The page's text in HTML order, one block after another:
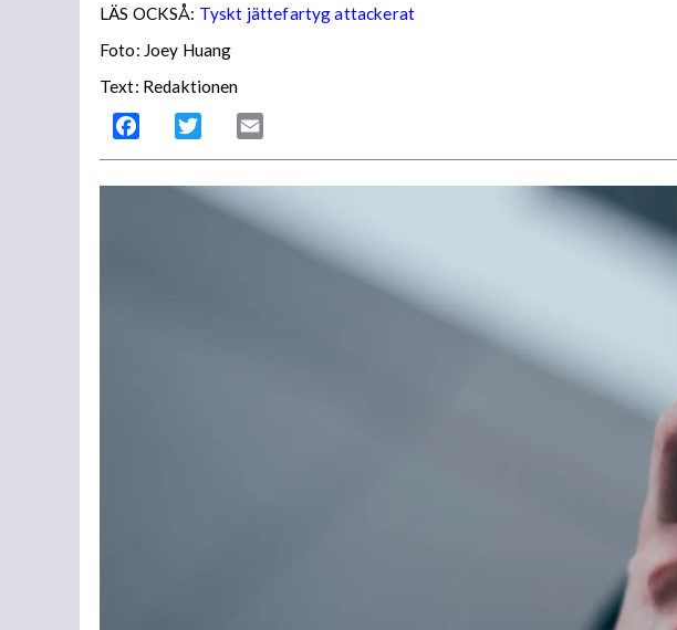
LÄS OCKSÅ: Tyskt jättefartyg attackerat
Foto: Joey Huang
Text: Redaktionen
Facebook Twitter